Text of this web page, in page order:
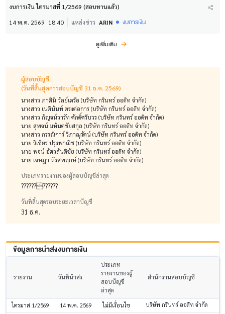
งบการเงิน ไตรมาสที่ 1/2569 (สอบทานแล้ว)
14 พ.ค. 2569 18:40 แหล่งข่าว ARIN งบการเงิน
ดูเพิ่มเติม
ผู้สอบบัญชี
(วันที่สิ้นสุดการสอบบัญชี 31 ธ.ค. 2569)
นางสาว ภาศินี วัลย์เครือ (บริษัท กรินทร์ ออดิท จำกัด)
นางสาว เนตินันท์ ตรงต่อการ (บริษัท กรินทร์ ออดิท จำกัด)
นางสาว กัญจน์วารัท ศักดิ์ศรีบวร (บริษัท กรินทร์ ออดิท จำกัด)
นาย สุพจน์ มหันตชัยสกุล (บริษัท กรินทร์ ออดิท จำกัด)
นางสาว กรรณิการ์ วิภาณุรัตน์ (บริษัท กรินทร์ ออดิท จำกัด)
นาย วิเชียร ปรุงพาณิช (บริษัท กรินทร์ ออดิท จำกัด)
นาย พจน์ อัศวสันติชัย (บริษัท กรินทร์ ออดิท จำกัด)
นาย เจษฎา หังสพฤกษ์ (บริษัท กรินทร์ ออดิท จำกัด)
ประเภทรายงานของผู้สอบบัญชีล่าสุด
????????????
วันที่สิ้นสุดรอบระยะเวลาบัญชี
31 ธ.ค.
ข้อมูลการนำส่งงบการเงิน
รายงาน วันที่นำส่ง
ประเภท
รายงานของผู้
สอบบัญชี
ล่าสุด
สำนักงานสอบบัญชี
ไตรมาส 1/2569 14 พ.ค. 2569 ไม่มีเงื่อนไข
บริษัท กรินทร์ ออดิท จำกัด